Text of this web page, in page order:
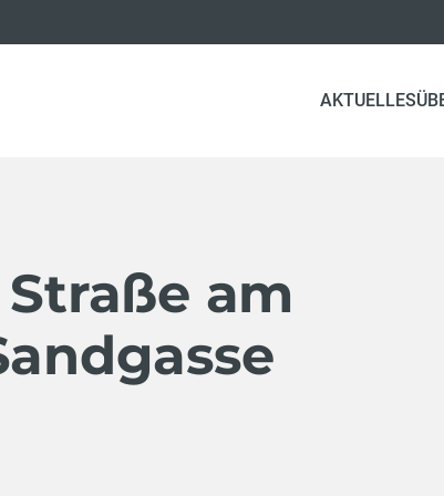
AKTUELLES
am